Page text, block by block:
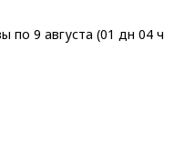
по 9 августа (01 дн 04 ч